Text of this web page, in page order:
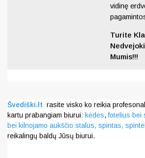
vidinę
Turite
Mumis!!!
Švediški.lt rasite visko ko reikia
kartu prabangiam biurui: kėdes,fotelius bei
bei kilnojamo aukščio stalus, spintas,
reikalingų baldų Jūsų biurui.